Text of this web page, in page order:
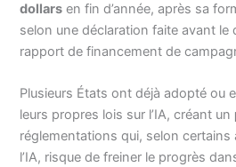
dollars en fin d’année, après sa
selon une déclaration faite avant le
rapport de financement de
Plusieurs États ont déjà adopté ou
leurs propres lois sur l’IA, créant un
réglementations qui, selon certains
l’IA, risque de freiner le progrès